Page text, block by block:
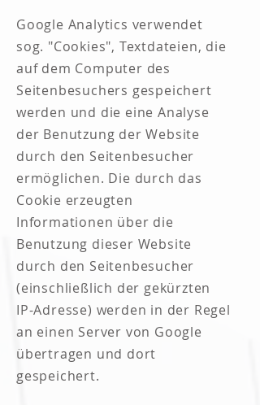
Google Analytics verwendet
sog. "Cookies", Textdateien, die
auf dem Computer des
Seitenbesuchers gespeichert
werden und die eine Analyse
der Benutzung der Website
durch den Seitenbesucher
ermöglichen. Die durch das
Cookie erzeugten
Informationen über die
Benutzung dieser Website
durch den Seitenbesucher
(einschließlich der gekürzten
IP-Adresse) werden in der Regel
an einen Server von Google
übertragen und dort
gespeichert.